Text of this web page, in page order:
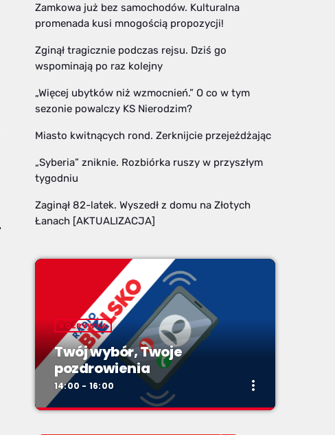
Zamkowa już bez samochodów. Kulturalna
promenada kusi mnogością propozycji!
Zginął tragicznie podczas rejsu. Dziś go
wspominają po raz kolejny
„Więcej ubytków niż wzmocnień.” O co w tym
sezonie powalczy KS Nierodzim?
Miasto kwitnących rond. Zerknijcie przejeżdżając
„Syberia” zniknie. Rozbiórka ruszy w przyszłym
tygodniu
Zaginął 82-latek. Wyszedł z domu na Złotych
Łanach [AKTUALIZACJA]
ROZRYWKA
Twój wybór, Twoje
pozdrowienia
14:00 - 16:00 more_vert